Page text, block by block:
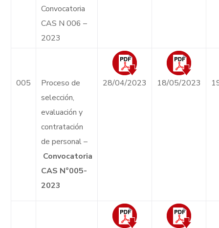
Convocatoria
CAS N 006 –
2023
005
Proceso de
selección,
evaluación y
contratación
de personal –
Convocatoria
CAS N°005-
2023
28/04/2023 18/05/2023